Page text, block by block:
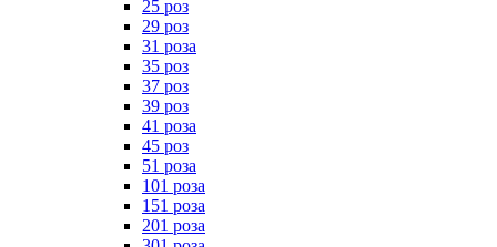
25 роз
29 роз
31 роза
35 роз
37 роз
39 роз
41 роза
45 роз
51 роза
101 роза
151 роза
201 роза